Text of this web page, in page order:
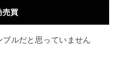
売買
ルだと思っていません